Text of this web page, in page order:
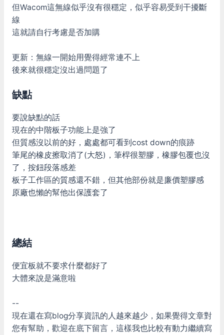
但Wacom這無線似乎沒有很穩定，似乎容易受到干擾斷
線
這就請自行考慮是否加購
更新：無線一開始用覺得經常連不上
後來就很穩定沒出過問題了
缺點
要說缺點的話
現在的中階板子功能上是強了
但質感沒以前的好，處處都可看到cost down的痕跡
筆尾的橡皮擦取消了(大怒)，筆桿很塑膠，橡膠包覆也沒
了，按鈕段落感差
板子工作區的質感還不錯，但其他部份就是廉價塑膠感
原廠也懶的幫他出保護套了
總結
便宜板就不要求什麼都好了
大體來說是滿意啦
--
現在還在寫blog分享資訊的人越來越少，如果覺得文章對
您有幫助，歡迎在底下留言，這樣我也比較有動力繼續寫